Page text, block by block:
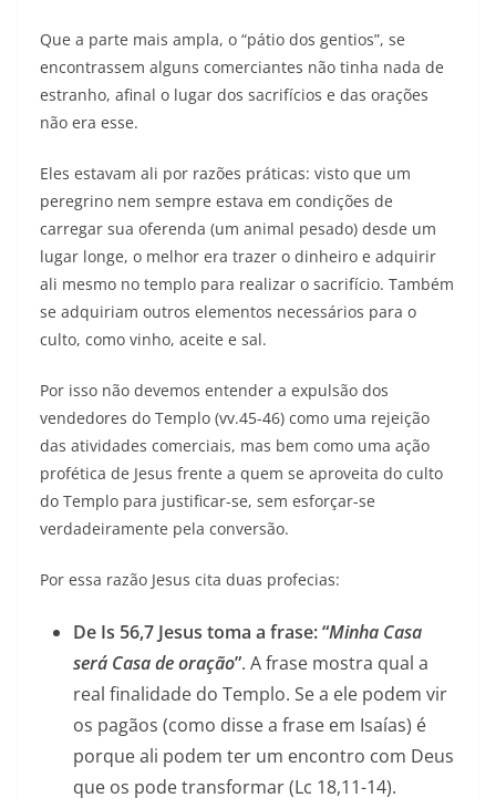
Que a parte mais ampla, o “pátio dos gentios”, se
encontrassem alguns comerciantes não tinha nada de
estranho, afinal o lugar dos sacrifícios e das orações
não era esse.
Eles estavam ali por razões práticas: visto que um
peregrino nem sempre estava em condições de
carregar sua oferenda (um animal pesado) desde um
lugar longe, o melhor era trazer o dinheiro e adquirir
ali mesmo no templo para realizar o sacrifício. Também
se adquiriam outros elementos necessários para o
culto, como vinho, aceite e sal.
Por isso não devemos entender a expulsão dos
vendedores do Templo (vv.45-46) como uma rejeição
das atividades comerciais, mas bem como uma ação
profética de Jesus frente a quem se aproveita do culto
do Templo para justificar-se, sem esforçar-se
verdadeiramente pela conversão.
Por essa razão Jesus cita duas profecias:
De Is 56,7 Jesus toma a frase: “Minha Casa
será Casa de oração”. A frase mostra qual a
real finalidade do Templo. Se a ele podem vir
os pagãos (como disse a frase em Isaías) é
porque ali podem ter um encontro com Deus
que os pode transformar (Lc 18,11-14).